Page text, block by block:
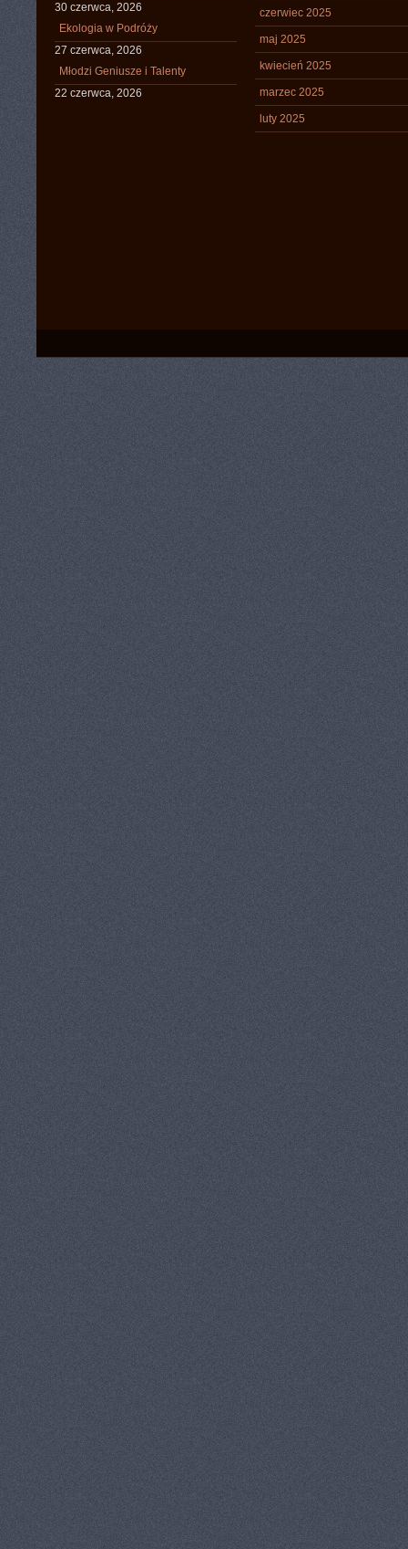
30 czerwca, 2026
Ekologia w Podróży
27 czerwca, 2026
Młodzi Geniusze i Talenty
22 czerwca, 2026
czerwiec 2025
maj 2025
kwiecień 2025
marzec 2025
luty 2025